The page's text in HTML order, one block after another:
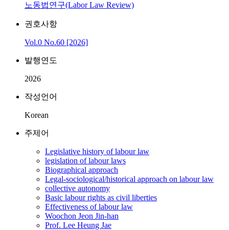
노동법연구(Labor Law Review)
권호사항
Vol.0 No.60 [2026]
발행연도
2026
작성언어
Korean
주제어
Legislative history of labour law
legislation of labour laws
Biographical approach
Legal-sociological/historical approach on labour law
collective autonomy
Basic labour rights as civil liberties
Effectiveness of labour law
Woochon Jeon Jin-han
Prof. Lee Heung Jae